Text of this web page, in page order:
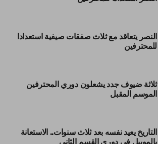
النصر يتعاقد مع ثلاث صفقات صيفية استعدادا
للمحترفين
ثلاثة ضيوف جدد يشعلون دوري المحترفين
الموسم المقبل
التاريخ يعيد نفسه بعد ثلاث سنوات.. الاستعانة
بالموبيل في دوري القسم الثاني